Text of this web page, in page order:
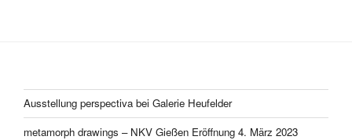
Ausstellung perspectiva bei Galerie Heufelder
metamorph drawings – NKV Gießen Eröffnung 4. März 2023